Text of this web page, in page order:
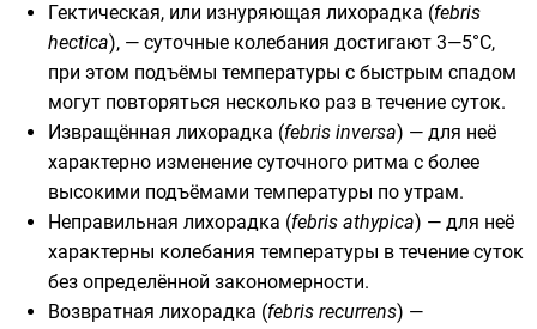
Гектическая, или изнуряющая лихорадка (febris
hectica), — суточные колебания достигают 3—5°С,
при этом подъёмы температуры с быстрым спадом
могут повторяться несколько раз в течение суток.
Извращённая лихорадка (febris inversa) — для неё
характерно изменение суточного ритма с более
высокими подъёмами температуры по утрам.
Неправильная лихорадка (febris athypica) — для неё
характерны колебания температуры в течение суток
без определённой закономерности.
Возвратная лихорадка (febris recurrens) —